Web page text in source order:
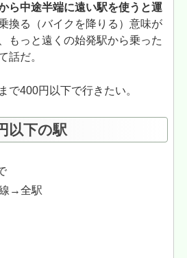
ら中途半端に遠い駅を使うと運
換る（バイクを降りる）意味が
もっと遠くの始発駅から乗った
話だ。
で400円以下で行きたい。
以下の駅
→全駅